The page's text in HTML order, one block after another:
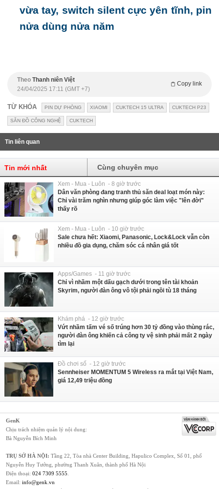
vừa tay, switch silent cực yên tĩnh, pin
nửa dùng nửa năm
Theo Thanh niên Việt
Copy link
24/04/2025 17:11 (GMT +7)
TỪ KHÓA PIN DỰ PHÒNG XIAOMI CUKTECH 15 ULTRA CUKTECH P23
SĂN ĐỒ CÔNG NGHỆ CUKTECH
Tin liên quan
Tin mới nhất Cùng chuyên mục
Xem - Mua - Luôn - 8 giờ trước
Dân văn phòng đang tranh thủ săn deal loạt món này:
Chỉ vài trăm nghìn nhưng giúp góc làm việc "lên đời"
thấy rõ
Xem - Mua - Luôn - 10 giờ trước
Sale chưa hết: Xiaomi, Panasonic, Lock&Lock vẫn còn
nhiều đồ gia dụng, chăm sóc cá nhân giá tốt
Apps/Games - 11 giờ trước
Chỉ vì nhầm một dấu gạch dưới trong tên tài khoản
Skyrim, người đàn ông vô tội phải ngồi tù 18 tháng
Khám phá - 12 giờ trước
Vứt nhầm tấm vé số trúng hơn 30 tỷ đồng vào thùng rác,
người đàn ông khiến cả công ty vệ sinh phải mất 2 ngày
tìm lại
Đồ chơi số - 12 giờ trước
Sennheiser MOMENTUM 5 Wireless ra mắt tại Việt Nam,
giá 12,49 triệu đồng
GenK
Chịu trách nhiệm quản lý nội dung:
Bà Nguyễn Bích Minh
TRỤ SỞ HÀ NỘI: Tầng 22, Tòa nhà Center Building, Hapulico Complex, Số 01, phố
Nguyễn Huy Tưởng, phường Thanh Xuân, thành phố Hà Nội
Điện thoại: 024 7309 5555
Email: info@genk.vn